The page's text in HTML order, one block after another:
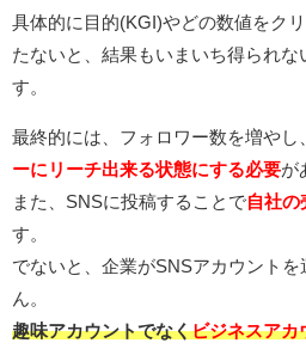
具体的に目的(KGI)やどの数値をク
たないと、結果もいまいち得られな
す。
最終的には、フォロワー数を増やし
ーにリーチ出来る状態にする必要が
また、SNSに投稿することで自社の
す。
でないと、企業がSNSアカウント
ん。
趣味アカウントでなくビジネスアカ